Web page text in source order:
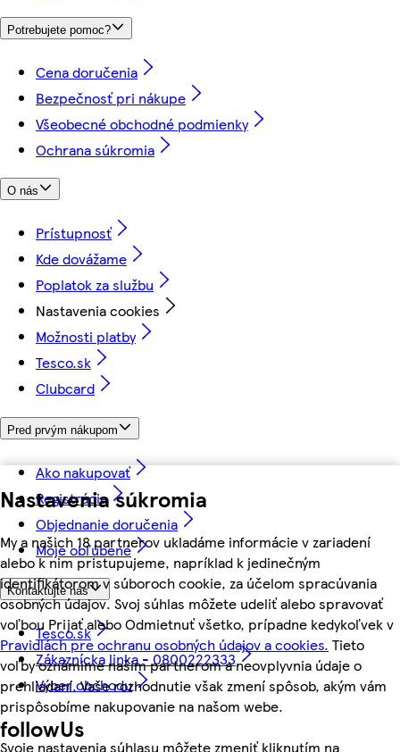
Nastavenia súkromia
My a našich 18 partnerov ukladáme informácie v zariadení
alebo k nim pristupujeme, napríklad k jedinečným
identifikátorom v súboroch cookie, za účelom spracúvania
osobných údajov. Svoj súhlas môžete udeliť alebo spravovať
voľbou Prijať alebo Odmietnuť všetko, prípadne kedykoľvek v
Pravidlách pre ochranu osobných údajov a cookies. Tieto
voľby oznámime našim partnerom a neovplyvnia údaje o
prehliadaní. Vaše rozhodnutie však zmení spôsob, akým vám
prispôsobíme nakupovanie na našom webe.
Svoje nastavenia súhlasu môžete zmeniť kliknutím na
Potrebujete pomoc?
Cena doručenia
Bezpečnosť pri nákupe
Všeobecné obchodné podmienky
Ochrana súkromia
O nás
Prístupnosť
Kde dovážame
Poplatok za službu
Nastavenia cookies
Možnosti platby
Tesco.sk
Clubcard
Pred prvým nákupom
Ako nakupovať
Registrácia
Objednanie doručenia
Moje obľúbené
Kontaktujte nás
Tesco.sk
Zákaznícka linka - 0800222333
Výber obchodu
followUs